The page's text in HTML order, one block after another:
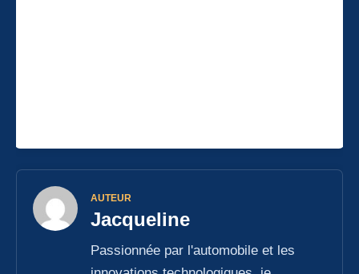
AUTEUR
Jacqueline
Passionnée par l'automobile et les